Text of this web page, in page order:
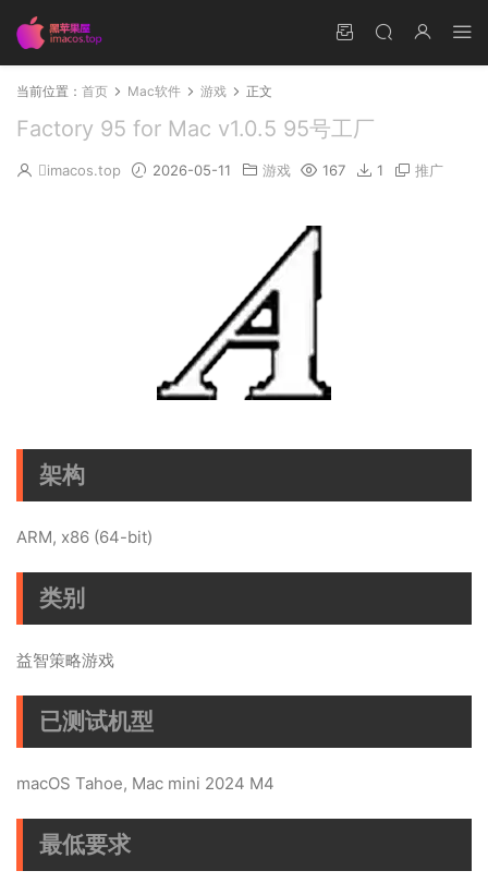
当前位置： 首页 Mac软件 游戏 正文
Factory 95 for Mac v1.0.5 95号工厂
imacos.top 2026-05-11 游戏 167 1 推广
架构
ARM, x86 (64-bit)
类别
益智策略游戏
已测试机型
macOS Tahoe, Mac mini 2024 M4
最低要求